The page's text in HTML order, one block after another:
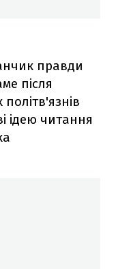
правди
після
ідею читання